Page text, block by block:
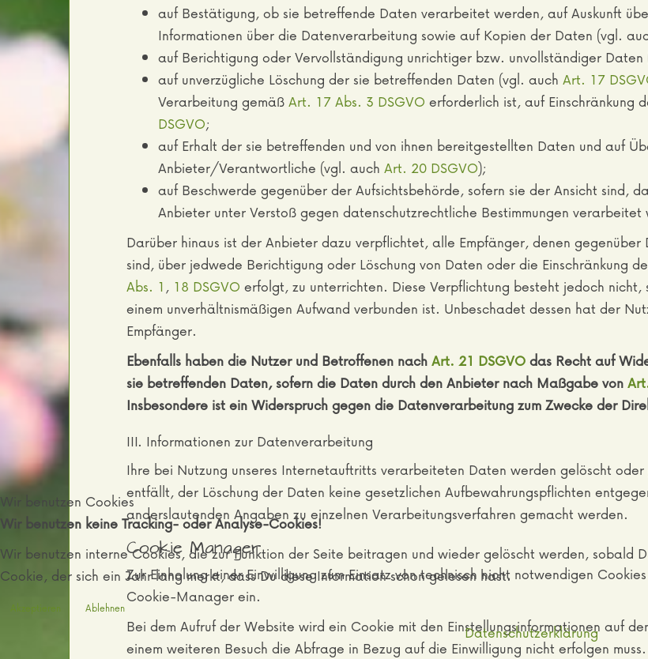
auf Bestätigung, ob sie betreffende Daten verarbeitet werden, auf Auskunft
Informationen über die Datenverarbeitung sowie auf Kopien der Daten (vgl.
auf Berichtigung oder Vervollständigung unrichtiger bzw. unvollständiger Daten
auf unverzügliche Löschung der sie betreffenden Daten (vgl. auch Art. 17
Verarbeitung gemäßArt. 17 Abs. 3 DSGVO erforderlich ist, auf Einschränkung
DSGVO;
auf Erhalt der sie betreffenden und von ihnen bereitgestellten Daten und auf
Anbieter/Verantwortliche (vgl. auch Art. 20 DSGVO);
auf Beschwerde gegenüber der Aufsichtsbehörde, sofern sie der Ansicht sind,
Anbieter unter Verstoß gegen datenschutzrechtliche Bestimmungen verarbeitet
Darüber hinaus ist der Anbieter dazu verpflichtet, alle Empfänger, denen
sind, über jedwede Berichtigung oder Löschung von Daten oder die Einschränkung
Abs. 1, 18 DSGVO erfolgt, zu unterrichten. Diese Verpflichtung besteht jedoch
einem unverhältnismäßigen Aufwand verbunden ist. Unbeschadet dessen hat der
Empfänger.
Ebenfalls haben die Nutzer und Betroffenen nachArt. 21 DSGVOdas Recht auf
sie betreffenden Daten, sofern die Daten durch den Anbieter nach Maßgabe von
Insbesondere ist ein Widerspruch gegen die Datenverarbeitung zum Zwecke der
III. Informationen zur Datenverarbeitung
Ihre bei Nutzung unseres Internetauftritts verarbeiteten Daten werden gelöscht
entfällt, der Löschung der Daten keine gesetzlichen Aufbewahrungspflichten
anderslautenden Angaben zu einzelnen Verarbeitungsverfahren gemacht werden.
Cookie Manager
Zur Einholung einer Einwilligung zum Einsatz von technisch nicht notwendigen
Cookie-Manager ein.
Bei dem Aufruf der Website wird ein Cookie mit den Einstellungsinformationen auf
einem weiteren Besuch die Abfrage in Bezug auf die Einwilligung nicht erfolgen muss.
Wir benutzen Cookies
Wir benutzen keine Tracking- oder Analyse-Cookies!
Wir benutzen interne Cookies, die zur Funktion der Seite beitragen und wieder gelöscht werden, sobald
Cookie, der sich ein Jahr lang merkt, dass Du diese Information schon gelesen hast.
Akzeptieren Ablehnen
Datenschutzerklärung